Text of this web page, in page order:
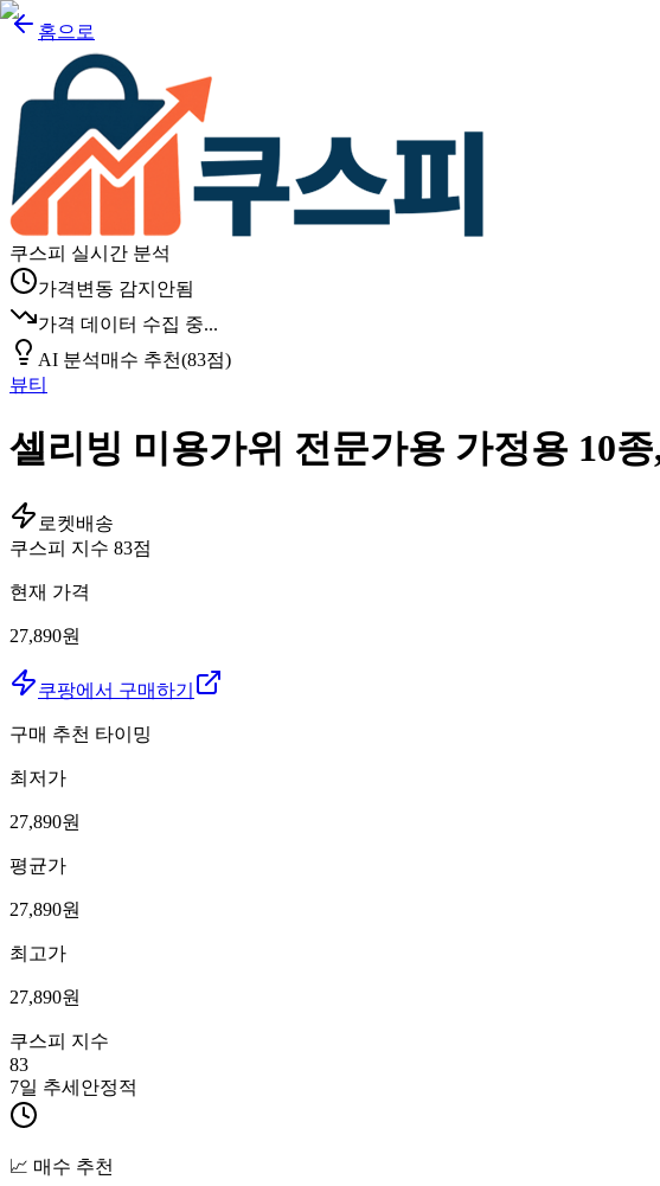
홈으로
쿠스피 실시간 분석
가격변동 감지안됨
가격 데이터 수집 중...
AI 분석매수 추천(83점)
뷰티
셀리빙 미용가위 전문가용 가정용 10종
로켓배송
쿠스피 지수 83점
현재 가격
27,890원
쿠팡에서 구매하기
구매 추천 타이밍
최저가
27,890원
평균가
27,890원
최고가
27,890원
쿠스피 지수
83
7일 추세 안정적
📈 매수 추천